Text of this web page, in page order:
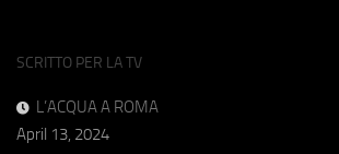
SCRITTO PER LA TV
L’ACQUA A ROMA
April 13, 2024